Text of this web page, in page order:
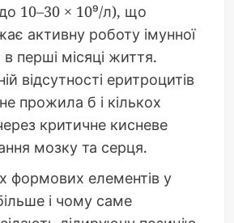
10–30 × 10⁹/л), що
активну роботу імунної
перші місяці життя.
відсутності еритроцитів
прожила б і кількох
критичне кисневе
мозку та серця.
формових елементів у
і чому саме